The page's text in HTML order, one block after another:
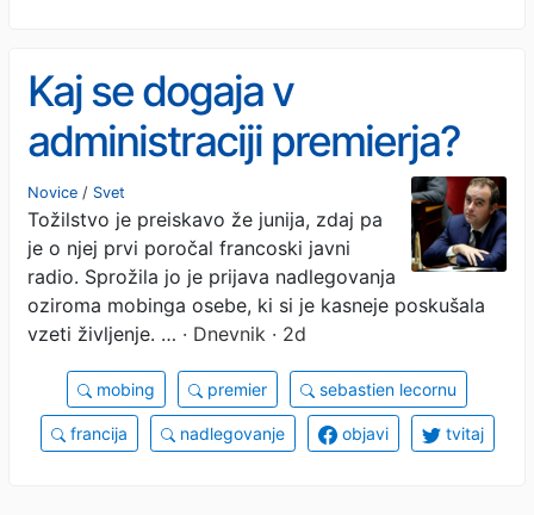
Kaj se dogaja v
administraciji premierja?
Novice / Svet
Tožilstvo je preiskavo že junija, zdaj pa
je o njej prvi poročal francoski javni
radio. Sprožila jo je prijava nadlegovanja
oziroma mobinga osebe, ki si je kasneje poskušala
vzeti življenje. … · Dnevnik · 2d
mobing premier sebastien lecornu
francija nadlegovanje objavi tvitaj